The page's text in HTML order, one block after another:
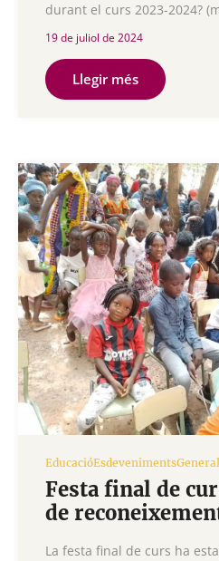
durant el curs 2023-2024?
19 de juliol de 2024
Llegir més
EducacióEsdevenimentsGeneral
Festa final de
de
La festa final de curs ha